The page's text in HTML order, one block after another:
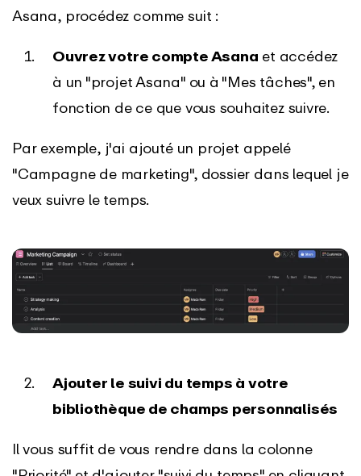
Asana, procédez comme suit :
Ouvrez votre compte Asana et accédez
à un "projet Asana" ou à "Mes tâches", en
fonction de ce que vous souhaitez suivre.
Par exemple, j'ai ajouté un projet appelé
"Campagne de marketing", dossier dans lequel je
veux suivre le temps.
Ajouter le suivi du temps à votre
bibliothèque de champs personnalisés
Il vous suffit de vous rendre dans la colonne